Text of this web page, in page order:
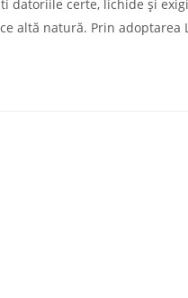
datoriile certe, lichide și
altă natură. Prin